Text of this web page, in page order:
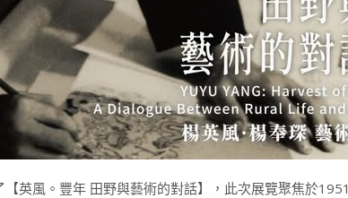
英風。豐年 田野與藝術的對話】，此次展覽聚焦於